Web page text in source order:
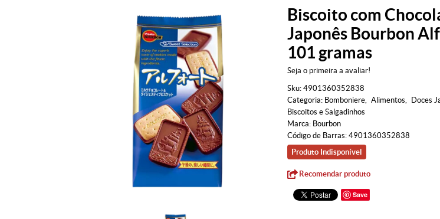
Biscoito com
Japonês Bourbon
101 gramas
Seja o primeira a avaliar!
Sku: 4901360352838
Categoria: Bomboniere Alimentos
Doces
Biscoitos e Salgadinhos
Marca: Bourbon
Código de Barras: 4901360352838
Produto Indisponível
Recomendar produto
Save